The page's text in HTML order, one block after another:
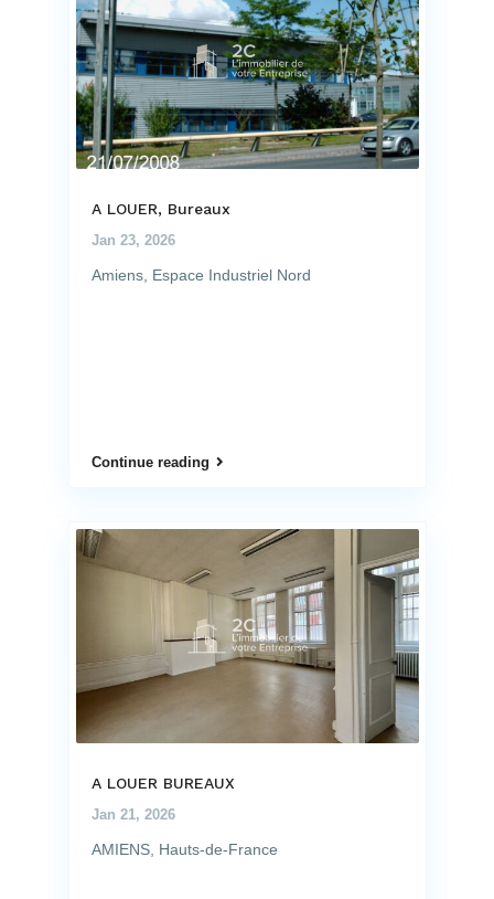
A LOUER, Bureaux
Jan 23, 2026
Amiens, Espace Industriel Nord
Continue reading
A LOUER BUREAUX
Jan 21, 2026
AMIENS, Hauts-de-France